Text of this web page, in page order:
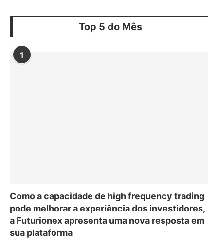
Top 5 do Mês
1
Como a capacidade de high frequency trading
pode melhorar a experiência dos investidores,
a Futurionex apresenta uma nova resposta em
sua plataforma